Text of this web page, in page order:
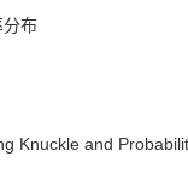
分布
Knuckle and